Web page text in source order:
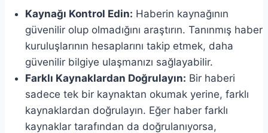
Kaynağı Kontrol Edin: Haberin kaynağının
güvenilir olup olmadığını araştırın. Tanınmış haber
kuruluşlarının hesaplarını takip etmek, daha
güvenilir bilgiye ulaşmanızı sağlayabilir.
Farklı Kaynaklardan Doğrulayın: Bir haberi
sadece tek bir kaynaktan okumak yerine, farklı
kaynaklardan doğrulayın. Eğer haber farklı
kaynaklar tarafından da doğrulanıyorsa,